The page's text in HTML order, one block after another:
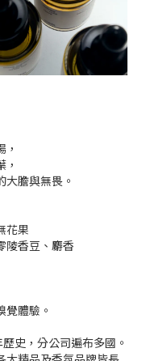
膽與無畏。
花果
陵香豆、麝香
體驗。
史，分公司遍布多國。